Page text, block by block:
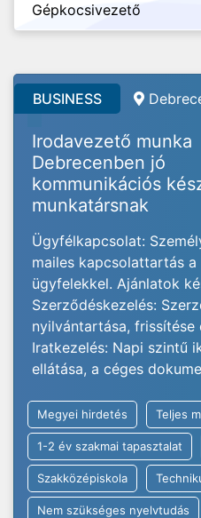
Gépkocsivezető
BUSINESS
Irodavezető munka
Debrecenben jó
kommunikációs
munkatársnak
Ügyfélkapcsolat:
mailes kapcsolattartás a
ügyfelekkel. Ajánlatok
Szerződéskezelés:
nyilvántartása, frissítése
Iratkezelés: Napi szintű
ellátása, a céges
Megyei hirdetés Teljes
1-2 év szakmai tapasztalat
Szakközépiskola
Nem szükséges nyelvtudás